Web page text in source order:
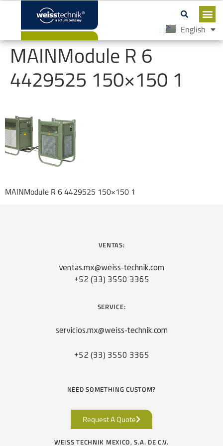
English
Español
MAINModule R 6
4429525 150×150 1
MAINModule R 6 4429525 150×150 1
VENTAS:
ventas.mx@weiss-technik.com
+52 (33) 3550 3365
SERVICE:
servicios.mx@weiss-technik.com
+52 (33) 3550 3365
NEED SOMETHING CUSTOM?
Request A Quote
WEISS TECHNIK MEXICO, S.A. DE C.V.